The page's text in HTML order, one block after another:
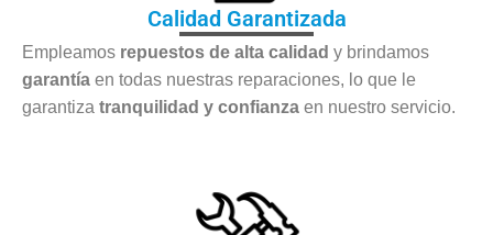
Calidad Garantizada
Empleamos repuestos de alta calidad y brindamos
garantía en todas nuestras reparaciones, lo que le
garantiza tranquilidad y confianza en nuestro servicio.